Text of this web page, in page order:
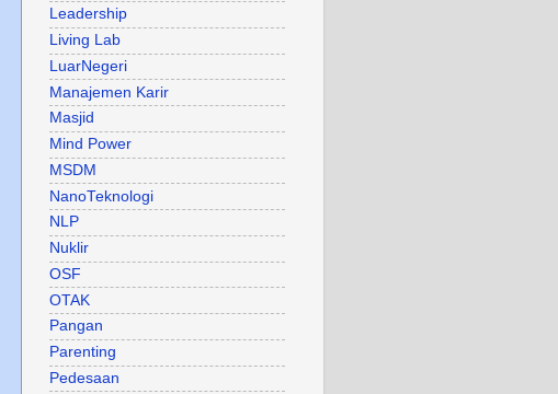
Leadership
Living Lab
LuarNegeri
Manajemen Karir
Masjid
Mind Power
MSDM
NanoTeknologi
NLP
Nuklir
OSF
OTAK
Pangan
Parenting
Pedesaan